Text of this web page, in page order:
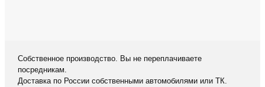
Собственное производство. Вы не переплачиваете
посредникам.
Доставка по России собственными автомобилями или ТК.